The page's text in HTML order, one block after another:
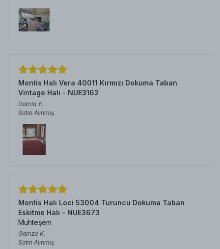
Montis Halı Vera 40011 Kırmızı Dokuma Taban
Vintage Halı - NUE3162
Damla Y.
Satın Alınmış
Montis Halı Loci 53004 Turuncu Dokuma Taban
Eskitme Halı - NUE3673
Muhteşem
Gamze K.
Satın Alınmış